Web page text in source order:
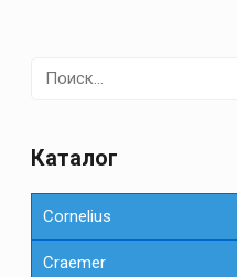
Каталог
Cornelius
Сraemer